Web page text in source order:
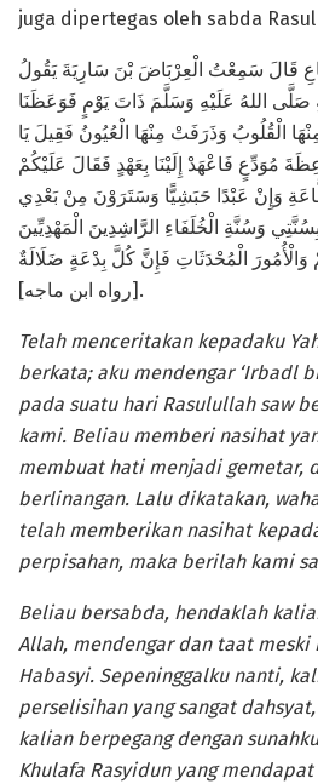
juga dipertegas oleh sabda
قَالَ سَمِعْتُ الْعِرْبَاضَ بْنَ سَارِيَةَ يَقُولُ
صَلَّى اللهُ عَلَيْهِ وَسَلَّمَ ذَاتَ يَوْمٍ فَوَعَظَنَا
الْقُلُوبُ وَذَرَفَتْ مِنْهَا الْعُيُونُ فَقِيلَ يَا
مُوَدِّعٍ فَاعْهَدْ إِلَيْنَا بِعَهْدٍ فَقَالَ عَلَيْكُمْ
وَإِنْ عَبْدًا حَبَشِيًّا وَسَتَرَوْنَ مِنْ بَعْدِي
وَسُنَّةِ الْخُلَفَاءِ الرَّاشِدِينَ الْمَهْدِيِّينَ
وَالْأُمُورَ الْمُحْدَثَاتِ فَإِنَّ كُلَّ بِدْعَةٍ ضَلَالَةٌ
[رواه ابن ماجه].
Telah menceritakan kepadaku
berkata; aku mendengar ‘Irbadl
pada suatu hari Rasulullah saw
kami. Beliau memberi nasihat
membuat hati menjadi gemetar,
berlinangan. Lalu dikatakan, w
telah memberikan nasihat
perpisahan, maka berilah kami
Beliau bersabda, hendaklah
Allah, mendengar dan taat meski
Habasyi. Sepeninggalku nanti,
perselisihan yang sangat
kalian berpegang dengan
Khulafa Rasyidun yang